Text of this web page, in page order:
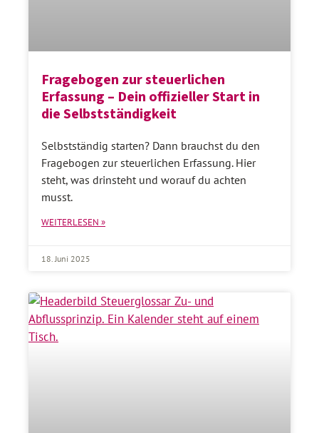
Fragebogen zur steuerlichen
Erfassung – Dein offizieller Start in
die Selbstständigkeit
Selbstständig starten? Dann brauchst du den
Fragebogen zur steuerlichen Erfassung. Hier
steht, was drinsteht und worauf du achten
musst.
WEITERLESEN »
18. Juni 2025